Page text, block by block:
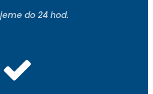
do 24 hod.